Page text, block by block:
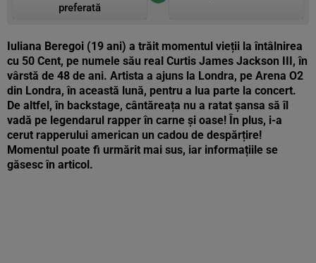
preferată
Iuliana Beregoi (19 ani) a trăit momentul vieții la întâlnirea
cu 50 Cent, pe numele său real Curtis James Jackson III, în
vârstă de 48 de ani. Artista a ajuns la Londra, pe Arena O2
din Londra, în această lună, pentru a lua parte la concert.
De altfel, în backstage, cântăreața nu a ratat șansa să îl
vadă pe legendarul rapper în carne și oase! În plus, i-a
cerut rapperului american un cadou de despărțire!
Momentul poate fi urmărit mai sus, iar informațiile se
găsesc în articol.